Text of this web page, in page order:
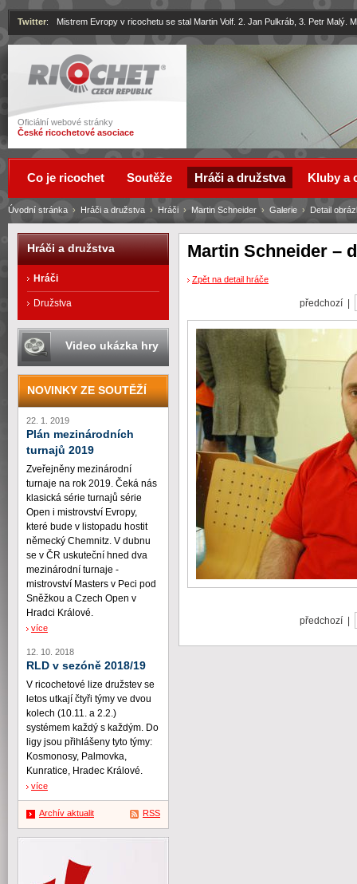
Ricochet
Oficiální webové stránky
České ricochetové asociace
Twitter: Mistrem Evropy v ricochetu se stal Martin Volf. 2. Jan Pulkráb, 3. Petr Malý.
Martin Schneider –
Zpět na detail hráče
předchozí |
předchozí |
Úvodní stránka › Hráči a družstva › Hráči › Martin Schneider › Galerie › Detail
Co je ricochet Soutěže Hráči a družstva Kluby a
Hráči a družstva
Hráči
Družstva
Video ukázka hry
NOVINKY ZE SOUTĚŽÍ
22. 1. 2019
Plán mezinárodních
turnajů 2019
Zveřejněny mezinárodní
turnaje na rok 2019. Čeká nás
klasická série turnajů série
Open i mistrovství Evropy,
které bude v listopadu hostit
německý Chemnitz. V dubnu
se v ČR uskuteční hned dva
mezinárodní turnaje -
mistrovství Masters v Peci pod
Sněžkou a Czech Open v
Hradci Králové.
více
12. 10. 2018
RLD v sezóně 2018/19
V ricochetové lize družstev se
letos utkají čtyři týmy ve dvou
kolech (10.11. a 2.2.)
systémem každý s každým. Do
ligy jsou přihlášeny tyto týmy:
Kosmonosy, Palmovka,
Kunratice, Hradec Králové.
více
Archív aktualit RSS